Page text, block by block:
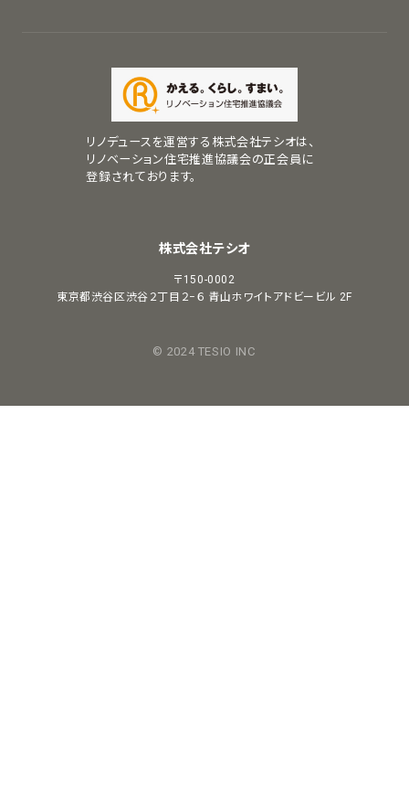
リノデュースを運営する株式会社テシオは、
リノベーション住宅推進協議会の正会員に
登録されております。
株式会社テシオ
〒150-0002
東京都渋谷区渋谷２丁目２−６ 青山ホワイトアドビービル 2F
© 2024 TESIO INC